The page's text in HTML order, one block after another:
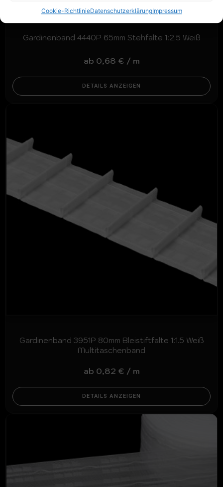
Cookie-RichtlinieDatenschutzerklärungImpressum
Gardinenband 4440P 65mm Stehfalte 1:2.5 Weiß
ab 0,68 € / m
DETAILS ANZEIGEN
Gardinenband 3951P 80mm Bleistiftfalte 1:1.5 Weiß
Multitaschenband
ab 0,82 € / m
DETAILS ANZEIGEN